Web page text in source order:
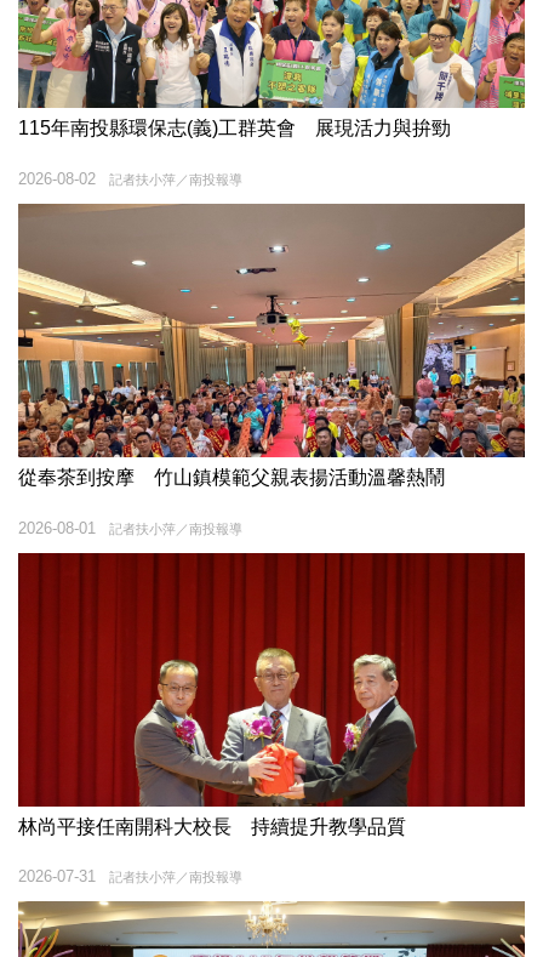
115年南投縣環保志(義)工群英會 展現活力與拚勁
記者扶小萍／南投報導
2026-08-02
從奉茶到按摩 竹山鎮模範父親表揚活動溫馨熱鬧
記者扶小萍／南投報導
2026-08-01
林尚平接任南開科大校長 持續提升教學品質
記者扶小萍／南投報導
2026-07-31